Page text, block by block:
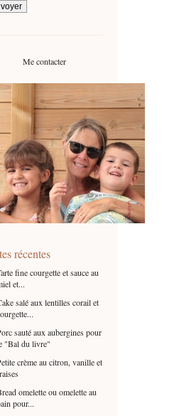
Me contacter
récentes
fine courgette et sauce au
et...
salé aux lentilles corail et
sauté aux aubergines pour
"Bal du livre"
crème au citron, vanille et
omelette ou omelette au
pour...